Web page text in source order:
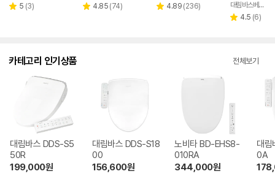
별 5 리
(3)
별 4.85 리
(74)
별 4.89 리
(236) 대림바스베스트몰
별 4.5 리
(6)
카테고리 인기상품 전체보기
대림바스 DDS-S5
50R
199,000원
대림바스 DDS-S18
00
156,600원
노비타 BD-EHS8-
010RA
344,000원
대림
0A